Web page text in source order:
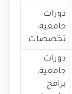
دورات
جامعية،
تخصصات
دورات
جامعية،
برامج